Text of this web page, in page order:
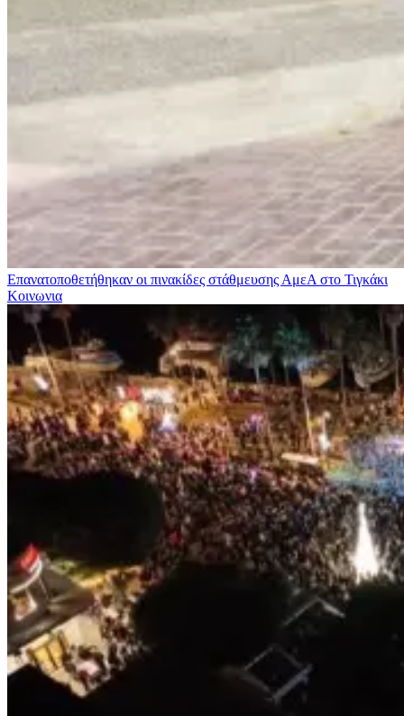
Επανατοποθετήθηκαν οι πινακίδες στάθμευσης ΑμεΑ στο Τιγκάκι
Κοινωνια